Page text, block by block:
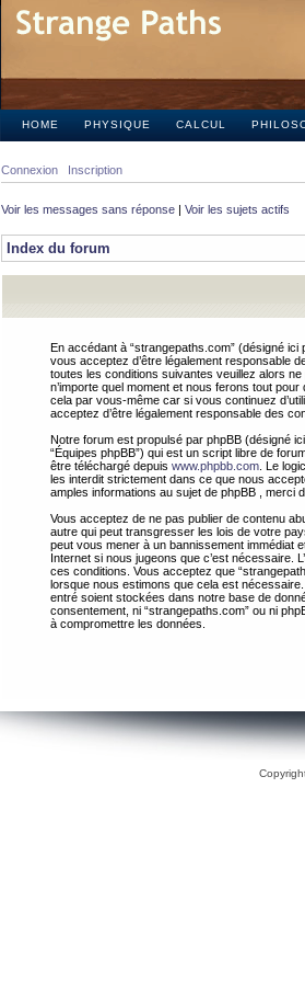
HOME PHYSIQUE CALCUL
Connexion Inscription
Voir les messages sans réponse | Voir les sujets actifs
Index du forum
En accédant à “strangepaths.com” (désigné ici
vous acceptez d’être légalement responsable
toutes les conditions suivantes veuillez alors
n’importe quel moment et nous ferons tout
cela par vous-même car si vous continuez
acceptez d’être légalement responsable des
Notre forum est propulsé par phpBB (désigné ici
“Équipes phpBB”) qui est un script libre de
être téléchargé depuis www.phpbb.com . Le
les interdit strictement dans ce que nous
amples informations au sujet de phpBB , merci
Vous acceptez de ne pas publier de contenu
autre qui peut transgresser les lois de votre
peut vous mener à un bannissement immédiat
Internet si nous jugeons que c’est nécessaire.
ces conditions. Vous acceptez que
lorsque nous estimons que cela est
entré soient stockées dans notre base de
consentement, ni “strangepaths.com” ou ni
à compromettre les données.